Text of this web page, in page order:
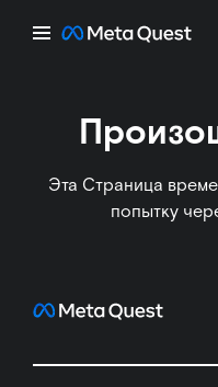
Эта Страница
попытку